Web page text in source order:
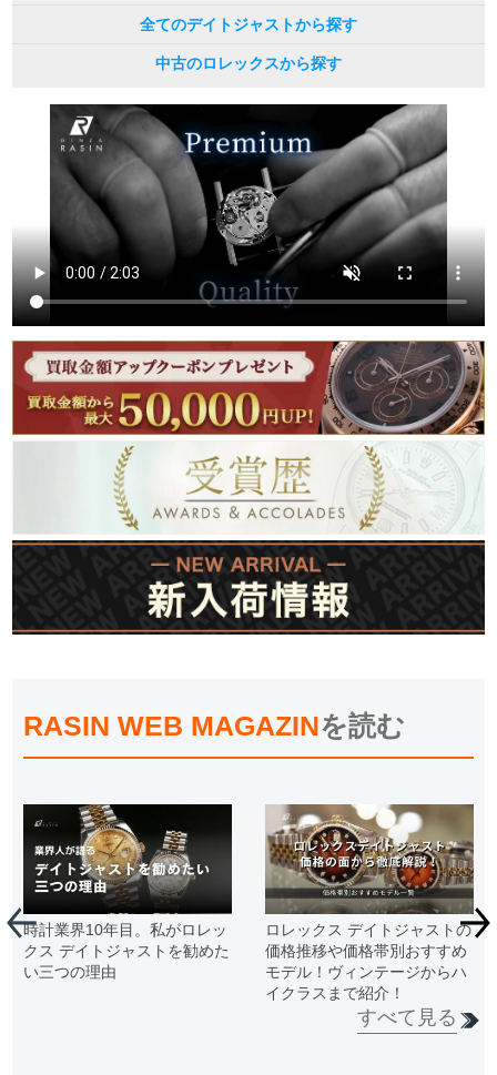
全てのデイトジャストから探す
中古のロレックスから探す
RASIN WEB MAGAZINを読む
時計業界10年目。私がロレッ
クス デイトジャストを勧めた
い三つの理由
ロレックス デイトジャストの
価格推移や価格帯別おすすめ
モデル！ヴィンテージからハ
イクラスまで紹介！
すべて見る